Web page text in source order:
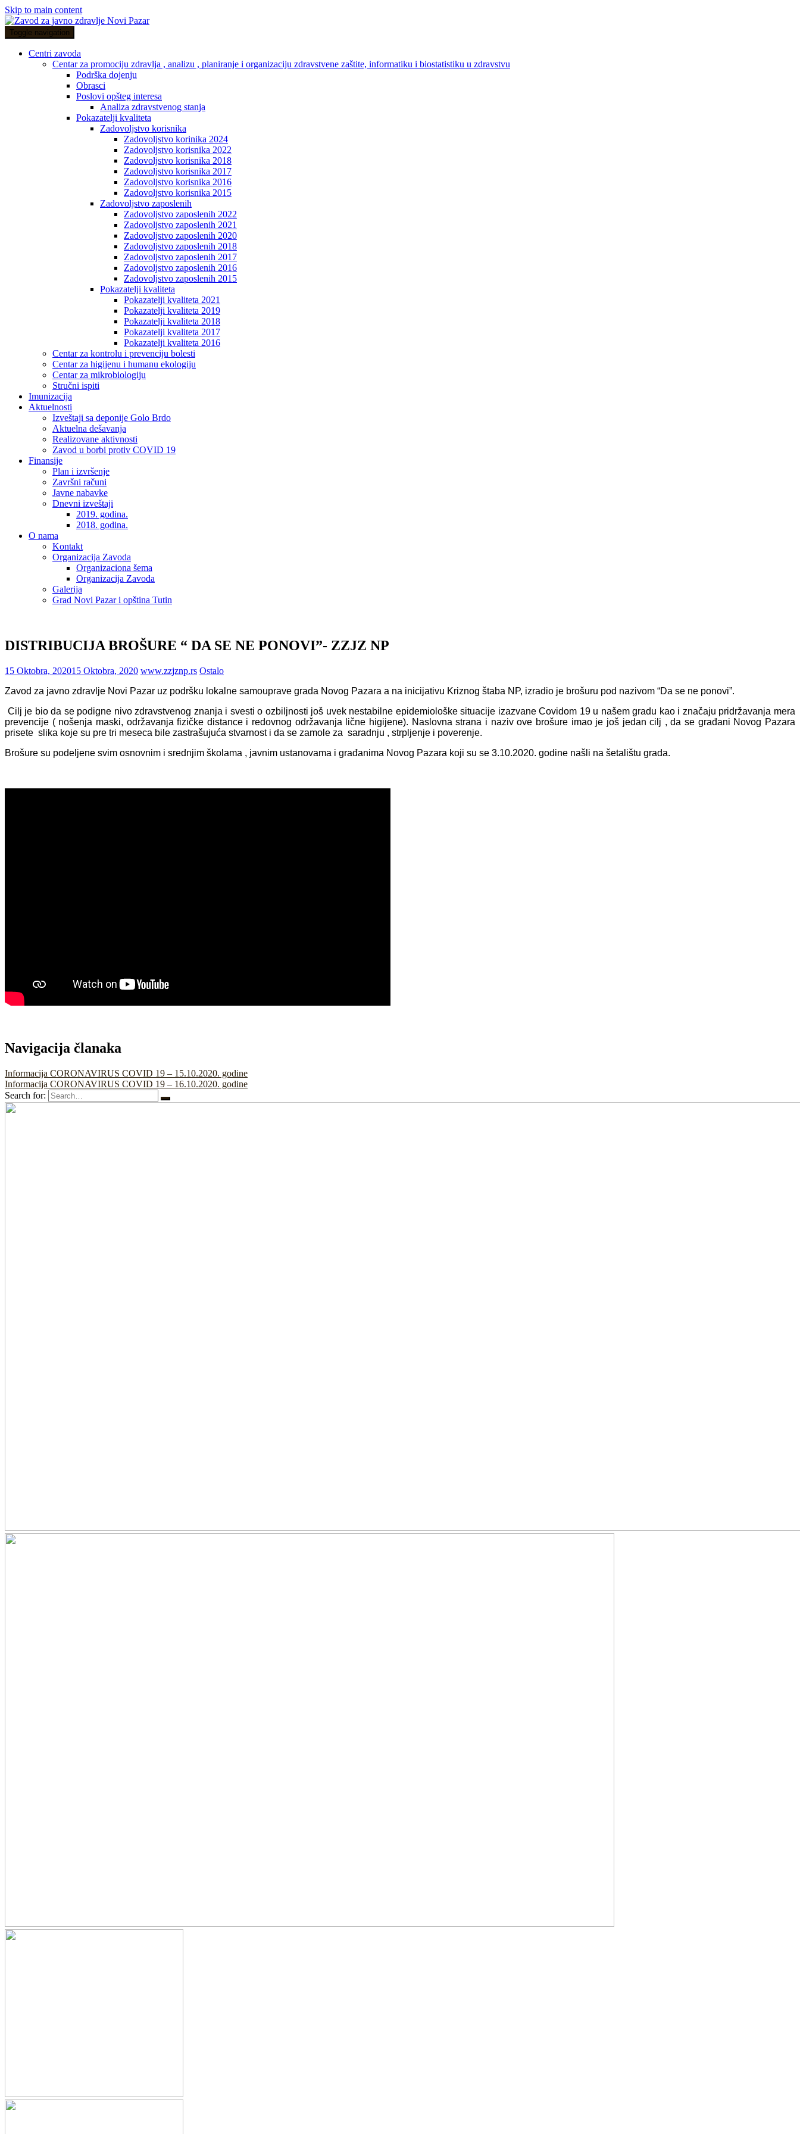
Skip to main content
Toggle navigation
Centri zavoda
Centar za promociju zdravlja , analizu , planiranje i organizaciju zdravstvene zaštite, informatiku i biostatistiku u zdravstvu
Podrška dojenju
Obrasci
Poslovi opšteg interesa
Analiza zdravstvenog stanja
Pokazatelji kvaliteta
Zadovoljstvo korisnika
Zadovoljstvo korinika 2024
Zadovoljstvo korisnika 2022
Zadovoljstvo korisnika 2018
Zadovoljstvo korisnika 2017
Zadovoljstvo korisnika 2016
Zadovoljstvo korisnika 2015
Zadovoljstvo zaposlenih
Zadovoljstvo zaposlenih 2022
Zadovoljstvo zaposlenih 2021
Zadovoljstvo zaposlenih 2020
Zadovoljstvo zaposlenih 2018
Zadovoljstvo zaposlenih 2017
Zadovoljstvo zaposlenih 2016
Zadovoljstvo zaposlenih 2015
Pokazatelji kvaliteta
Pokazatelji kvaliteta 2021
Pokazatelji kvaliteta 2019
Pokazatelji kvaliteta 2018
Pokazatelji kvaliteta 2017
Pokazatelji kvaliteta 2016
Centar za kontrolu i prevenciju bolesti
Centar za higijenu i humanu ekologiju
Centar za mikrobiologiju
Stručni ispiti
Imunizacija
Aktuelnosti
Izveštaji sa deponije Golo Brdo
Aktuelna dešavanja
Realizovane aktivnosti
Zavod u borbi protiv COVID 19
Finansije
Plan i izvršenje
Završni računi
Javne nabavke
Dnevni izveštaji
2019. godina.
2018. godina.
O nama
Kontakt
Organizacija Zavoda
Organizaciona šema
Organizacija Zavoda
Galerija
Grad Novi Pazar i opština Tutin
DISTRIBUCIJA BROŠURE “ DA SE NE PONOVI”- ZZJZ NP
15 Oktobra, 202015 Oktobra, 2020 www.zzjznp.rs Ostalo
Zavod za javno zdravlje Novi Pazar uz podršku lokalne samouprave grada Novog Pazara a na inicijativu Kriznog štaba NP, izradio je brošuru pod nazivom “Da se ne ponovi”.
Cilj je bio da se podigne nivo zdravstvenog znanja i svesti o ozbiljnosti još uvek nestabilne epidemiološke situacije izazvane Covidom 19 u našem gradu kao i značaju pridržavanja mera
prevencije ( nošenja maski, održavanja fizičke distance i redovnog održavanja lične higijene). Naslovna strana i naziv ove brošure imao je još jedan cilj , da se građani Novog Pazara
prisete slika koje su pre tri meseca bile zastrašujuća stvarnost i da se zamole za saradnju , strpljenje i poverenje.
Brošure su podeljene svim osnovnim i srednjim školama , javnim ustanovama i građanima Novog Pazara koji su se 3.10.2020. godine našli na šetalištu grada.
Navigacija članaka
Informacija CORONAVIRUS COVID 19 – 15.10.2020. godine
Informacija CORONAVIRUS COVID 19 – 16.10.2020. godine
Search for: